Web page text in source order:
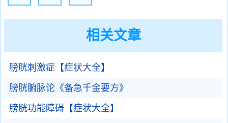
相关文章
膀胱刺激症【症状大全】
膀胱腑脉论《备急千金要方》
膀胱功能障碍【症状大全】